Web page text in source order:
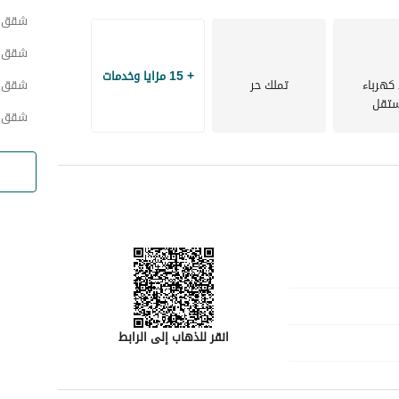
كهرباء تملك حر + 15 مزايا وخدمات
انقر للذهاب إلى الرابط
شقق
شقق
شقق
شقق